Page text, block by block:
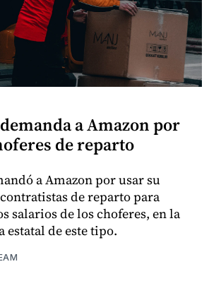
a Amazon por
de reparto
a Amazon por usar su
de reparto para
salarios de los choferes, en la
de este tipo.